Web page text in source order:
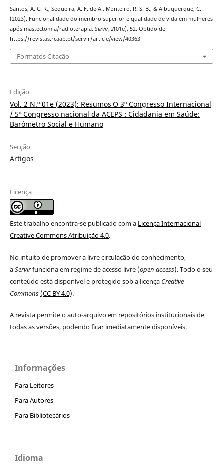
Santos, A. C. R., Sequeira, A. F. de A., Monteiro, R. S. B., & Albuquerque, C.
(2023). Funcionalidade do membro superior e qualidade de vida em mulheres
após mastectomia/radioterapia. Servir, 2(01e), 52. Obtido de
https://revistas.rcaap.pt/servir/article/view/40363
Formatos Citação
Edição
Vol. 2 N.º 01e (2023): Resumos O 3º Congresso Internacional
/ 5º Congresso nacional da ACEPS : Cidadania em Saúde:
Barómetro Social e Humano
Secção
Artigos
Licença
Este trabalho encontra-se publicado com a Licença Internacional
Creative Commons Atribuição 4.0.
No intuito de promover a livre circulação do conhecimento,
aServirfunciona em regime de acesso livre (open access). Todo o seu
conteúdo está disponível e protegido sob a licença Creative
Commons(CC BY 4.0).
A revista permite o auto-arquivo em repositórios institucionais de
todas as versões, podendo ficar imediatamente disponíveis.
Informações
Para Leitores
Para Autores
Para Bibliotecários
Idioma